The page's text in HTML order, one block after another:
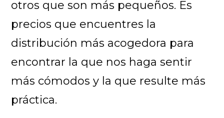
otros que son más pequeños. Es
precios que encuentres la
distribución más acogedora para
encontrar la que nos haga sentir
más cómodos y la que resulte más
práctica.